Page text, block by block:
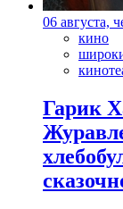
06 августа,
кино
Гарик